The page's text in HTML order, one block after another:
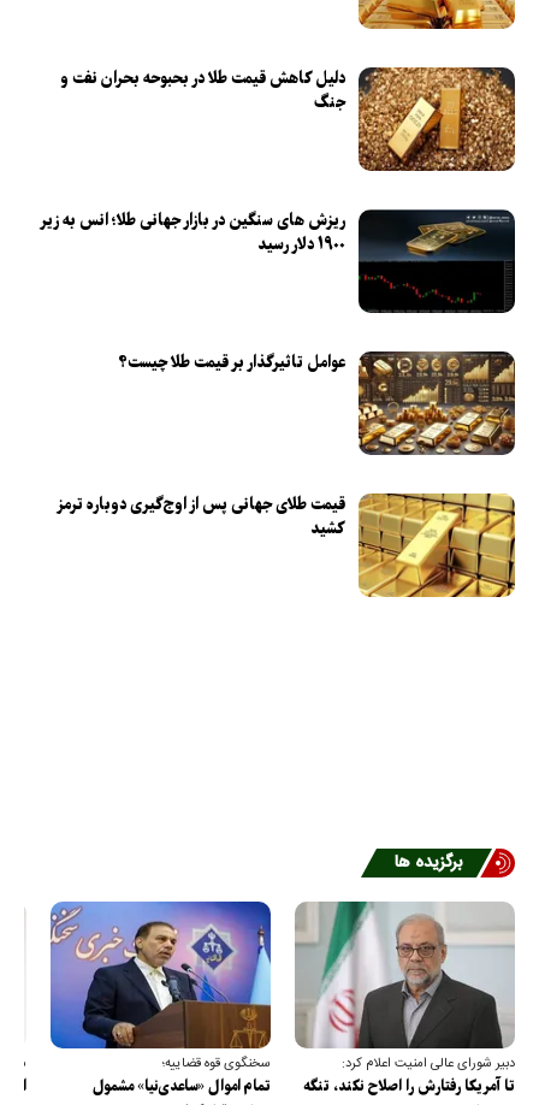
دلیل کاهش قیمت طلا در بحبوحه بحران نفت و
جنگ
ریزش های سنگین در بازار جهانی طلا؛ انس به زیر
۱۹۰۰ دلار رسید
عوامل تاثیرگذار بر قیمت طلا چیست؟
قیمت طلای جهانی پس از اوج‌گیری دوباره ترمز
کشید
برگزیده ها
دبیر شورای عالی امنیت اعلام کرد:
تا آمریکا رفتارش را اصلاح نکند، تنگه
سخنگوی قوه قضاییه؛
تمام اموال «ساعدی‌نیا» مشمول